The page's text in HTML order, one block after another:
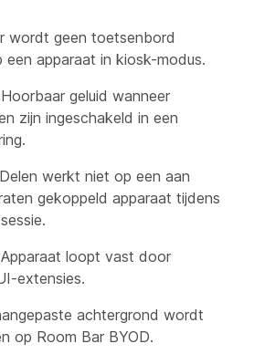
wordt geen toetsenbord
een apparaat in kiosk-modus.
geluid wanneer
zijn ingeschakeld in een
werkt niet op een aan
gekoppeld apparaat tijdens
loopt vast door
extensies.
achtergrond wordt
op Room Bar BYOD.